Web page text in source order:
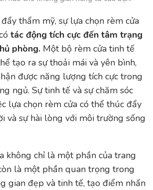
thẩm mỹ, sự lựa chọn rèm cửa
tác động tích cực đến tâm trạng
phòng. Một bộ rèm cửa tinh tế
tạo ra sự thoải mái và yên bình,
được năng lượng tích cực trong
ngủ. Sự tinh tế và sự chăm sóc
lựa chọn rèm cửa có thể thúc đẩy
và sự hài lòng với môi trường sống
không chỉ là một phần của trang
là một phần quan trọng trong
gian đẹp và tinh tế, tạo điểm nhấn